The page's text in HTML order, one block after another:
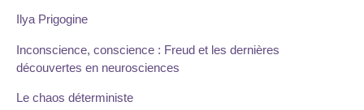
Ilya Prigogine
Inconscience, conscience : Freud et les dernières
découvertes en neurosciences
Le chaos déterministe